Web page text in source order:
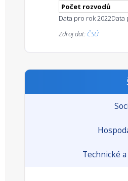
Počet rozvodů
Data pro rok 2022Data
Zdroj dat: ČSÚ
Technické